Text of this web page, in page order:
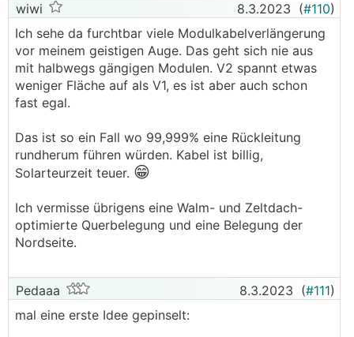
wiwi 8.3.2023 (#110)
Ich sehe da furchtbar viele Modulkabelverlängerung
vor meinem geistigen Auge. Das geht sich nie aus
mit halbwegs gängigen Modulen. V2 spannt etwas
weniger Fläche auf als V1, es ist aber auch schon
fast egal.
Das ist so ein Fall wo 99,999% eine Rückleitung
rundherum führen würden. Kabel ist billig,
Solarteurzeit teuer. 😁
Ich vermisse übrigens eine Walm- und Zeltdach-
optimierte Querbelegung und eine Belegung der
Nordseite.
Pedaaa 8.3.2023 (#111)
mal eine erste Idee gepinselt: